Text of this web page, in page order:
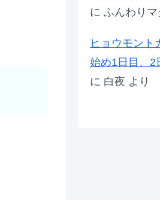
に ふんわりマ
ヒョウモント
始め1日目、2
に 白夜 より